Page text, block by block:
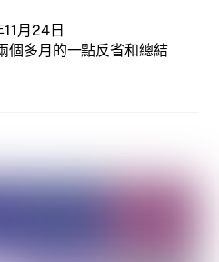
月24日
個多月的一點反省和總結